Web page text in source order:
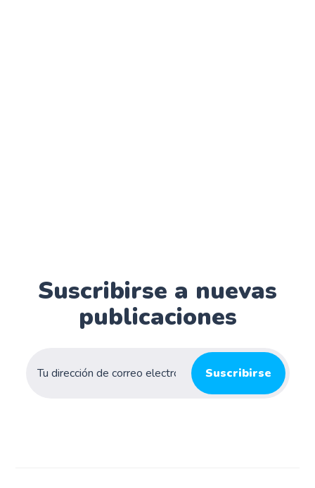
Suscribirse a nuevas
publicaciones
Suscribirse